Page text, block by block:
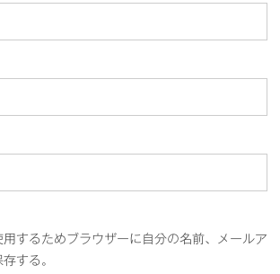
するためブラウザーに自分の名前、メールア
する。